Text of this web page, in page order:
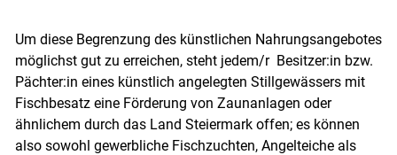
Um diese Begrenzung des künstlichen Nahrungsangebotes
möglichst gut zu erreichen, steht jedem/r Besitzer:in bzw.
Pächter:in eines künstlich angelegten Stillgewässers mit
Fischbesatz eine Förderung von Zaunanlagen oder
ähnlichem durch das Land Steiermark offen; es können
also sowohl gewerbliche Fischzuchten, Angelteiche als